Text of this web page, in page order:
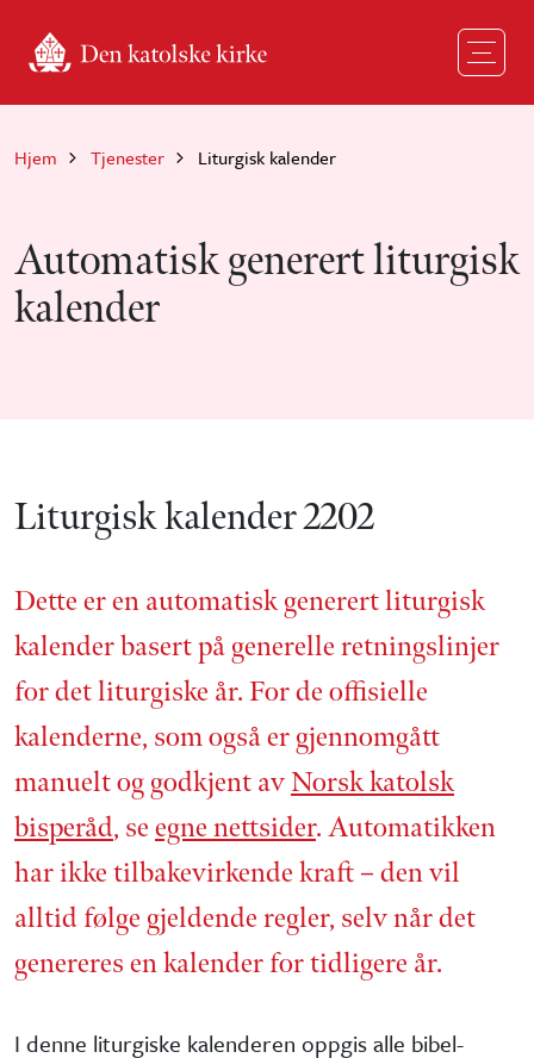
Hjem Tjenester Liturgisk kalender
Automatisk generert liturgisk
kalender
Liturgisk kalender 2202
Dette er en automatisk generert liturgisk
kalender basert på generelle retnings­linjer
for det liturgiske år. For de offisielle
kalenderne, som også er gjennom­gått
manuelt og godkjent avNorsk katolsk
bisperåd, se egne nettsider. Automatikken
har ikke tilbake­virkende kraft – den vil
alltid følge gjeldende regler, selv når det
genereres en kalender for tidligere år.
I denne liturgiske kalenderen oppgis alle bibel­